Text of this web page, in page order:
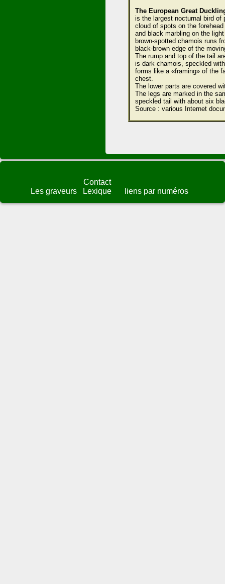
The European Great
is the largest nocturnal bird of
cloud of spots on the
and black marbling on the
brown-spotted chamois runs
black-brown edge of the
The rump and top of the tail
is dark chamois, speckled
forms like a «framing» of the
chest.
The lower parts are covered
The legs are marked in the
speckled tail with about six
Source : various Internet
Les graveurs
Contact
Lexique
liens par numéros